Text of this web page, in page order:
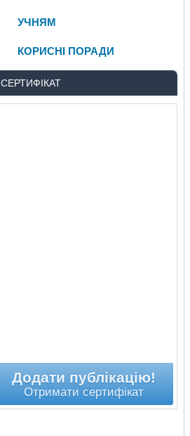
УЧНЯМ
КОРИСНІ ПОРАДИ
СЕРТИФІКАТ
Додати публікацію!
Отримати сертифікат